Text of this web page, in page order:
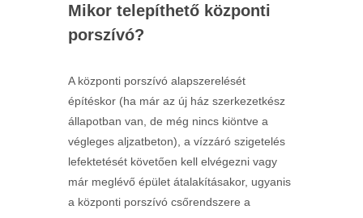
Mikor telepíthető központi
porszívó?
A központi porszívó alapszerelését
építéskor (ha már az új ház szerkezetkész
állapotban van, de még nincs kiöntve a
végleges aljzatbeton), a vízzáró szigetelés
lefektetését követően kell elvégezni vagy
már meglévő épület átalakításakor, ugyanis
a központi porszívó csőrendszere a